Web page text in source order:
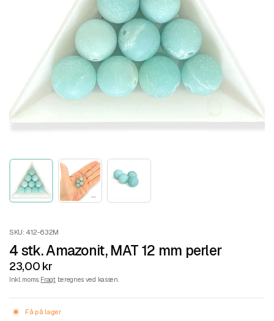
SKU: 412-632M
4 stk. Amazonit, MAT 12 mm perler
23,00 kr
Inkl. moms. Fragtberegnes ved kassen.
Få på lager